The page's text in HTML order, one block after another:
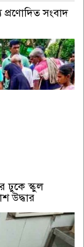
প্রণোদিত সংবাদ
ঢুকে স্কুল
উদ্ধার